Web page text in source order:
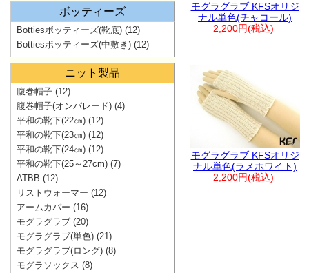
モグラグラブ KFSオリジ
ナル単色(チャコール)
2,200円(税込)
モグラグラブ KFSオリジ
ナル単色(ラメホワイト)
2,200円(税込)
ボッティーズ
Bottiesボッティーズ(靴底) (12)
Bottiesボッティーズ(中敷き) (12)
ニット製品
腹巻帽子 (12)
腹巻帽子(オンパレード) (4)
平和の靴下(22㎝) (12)
平和の靴下(23㎝) (12)
平和の靴下(24㎝) (12)
平和の靴下(25～27cm) (7)
ATBB (12)
リストウォーマー (12)
アームカバー (16)
モグラグラブ (20)
モグラグラブ(単色) (21)
モグラグラブ(ロング) (8)
モグラソックス (8)